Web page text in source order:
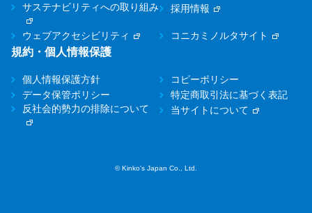
サステナビリティへの取り組み
採用情報
ウェブアクセシビリティ コニカミノルタサイト
規約・個人情報保護
個人情報保護方針
コピーポリシー
データ保管ポリシー
特定商取引法に基づく表記
反社会的勢力の排除について
当サイトについて
© Kinko's Japan Co., Ltd.